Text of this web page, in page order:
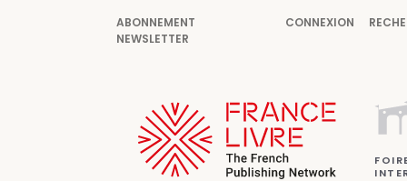
ABONNEMENT
NEWSLETTER
CONNEXION